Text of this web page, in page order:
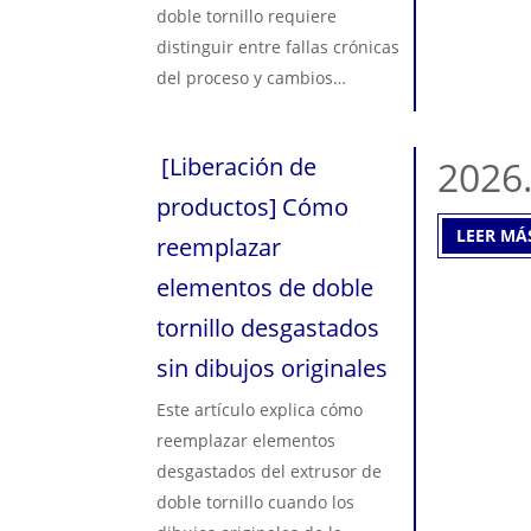
doble tornillo requiere
distinguir entre fallas crónicas
del proceso y cambios
inundación constante de los
respiraderos o la rotura de
desgaste severo de los
tornillos o diseños de perfiles
de tornillos defectuosos, que
requieren reemplazo de
hardware. Los problemas
transitorios exigen una
auditoría sistemática del
conjunto del tornillo, la
calibración del alimentador y
[Liberación de
productos] Cómo
reemplazar
elementos de doble
tornillo desgastados
sin dibujos originales
Este artículo explica cómo
reemplazar elementos
desgastados del extrusor de
doble tornillo cuando los
LEER